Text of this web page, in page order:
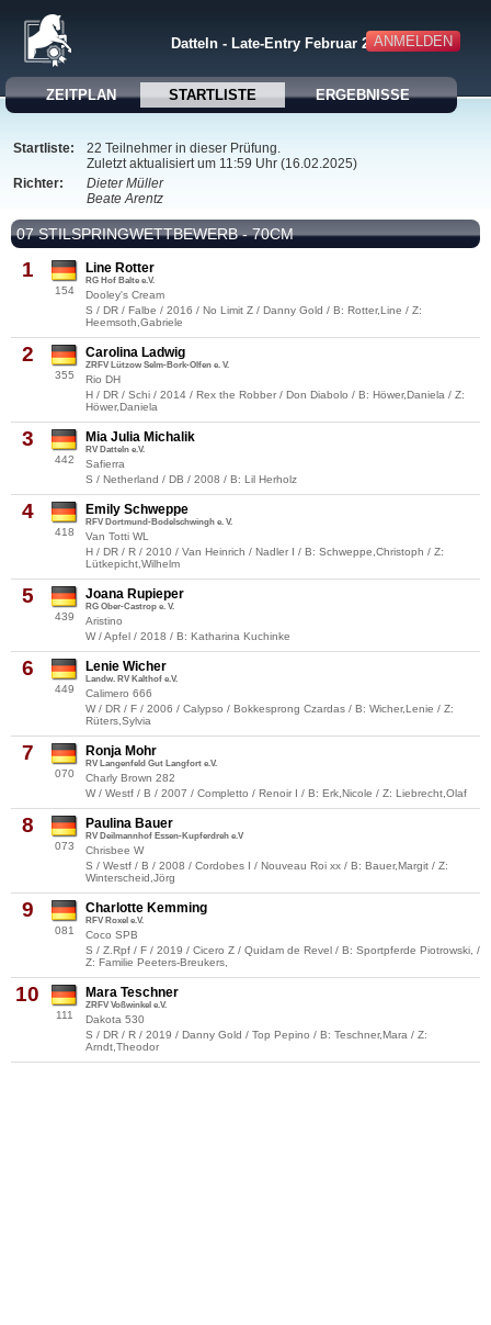
ANMELDEN
Datteln - Late-Entry Februar 2025
ZEITPLAN STARTLISTE ERGEBNISSE
Startliste:
22 Teilnehmer in dieser Prüfung.
Zuletzt aktualisiert um 11:59 Uhr (16.02.2025)
Richter:
Dieter Müller
Beate Arentz
07 STILSPRINGWETTBEWERB - 70CM
1
154
Line Rotter
RG Hof Balte e.V.
Dooley's Cream
S / DR / Falbe / 2016 / No Limit Z / Danny Gold / B: Rotter,Line / Z:
Heemsoth,Gabriele
2
355
Carolina Ladwig
ZRFV Lützow Selm-Bork-Olfen e. V.
Rio DH
H / DR / Schi / 2014 / Rex the Robber / Don Diabolo / B: Höwer,Daniela / Z:
Höwer,Daniela
3
442
Mia Julia Michalik
RV Datteln e.V.
Safierra
S / Netherland / DB / 2008 / B: Lil Herholz
4
418
Emily Schweppe
RFV Dortmund-Bodelschwingh e. V.
Van Totti WL
H / DR / R / 2010 / Van Heinrich / Nadler I / B: Schweppe,Christoph / Z:
Lütkepicht,Wilhelm
5
439
Joana Rupieper
RG Ober-Castrop e. V.
Aristino
W / Apfel / 2018 / B: Katharina Kuchinke
6
449
Lenie Wicher
Landw. RV Kalthof e.V.
Calimero 666
W / DR / F / 2006 / Calypso / Bokkesprong Czardas / B: Wicher,Lenie / Z:
Rüters,Sylvia
7
070
Ronja Mohr
RV Langenfeld Gut Langfort e.V.
Charly Brown 282
W / Westf / B / 2007 / Completto / Renoir I / B: Erk,Nicole / Z: Liebrecht,Olaf
8
073
Paulina Bauer
RV Deilmannhof Essen-Kupferdreh e.V
Chrisbee W
S / Westf / B / 2008 / Cordobes I / Nouveau Roi xx / B: Bauer,Margit / Z:
Winterscheid,Jörg
9
081
Charlotte Kemming
RFV Roxel e.V.
Coco SPB
S / Z.Rpf / F / 2019 / Cicero Z / Quidam de Revel / B: Sportpferde Piotrowski, /
Z: Familie Peeters-Breukers,
10
111
Mara Teschner
ZRFV Voßwinkel e.V.
Dakota 530
S / DR / R / 2019 / Danny Gold / Top Pepino / B: Teschner,Mara / Z:
Arndt,Theodor